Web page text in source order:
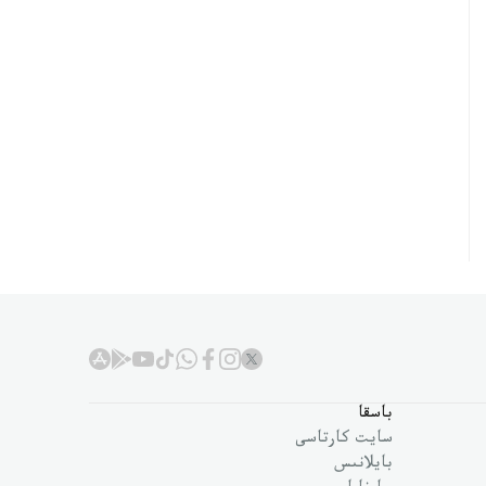
باسقا
سايت كارتاسى
بايلانىس